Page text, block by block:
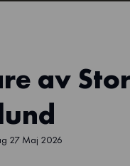
av
27 Maj 2026